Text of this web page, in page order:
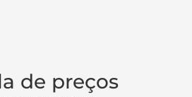
de preços